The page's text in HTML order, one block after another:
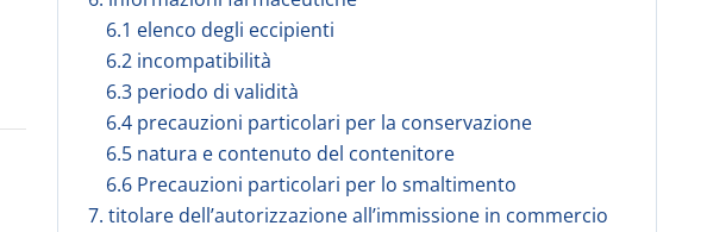
6.1 elenco degli eccipienti
6.2 incompatibilità
6.3 periodo di validità
6.4 precauzioni particolari per la conservazione
6.5 natura e contenuto del contenitore
6.6 Precauzioni particolari per lo smaltimento
7. titolare dell’autorizzazione all’immissione in commercio